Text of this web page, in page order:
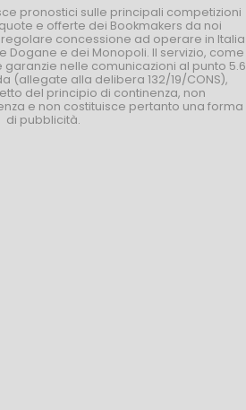
pronostici sulle principali competizioni
e offerte dei Bookmakers da noi
concessione ad operare in Italia
Dogane e dei Monopoli. Il servizio, come
garanzie nelle comunicazioni al punto 5.6
(allegate alla delibera 132/19/CONS),
del principio di continenza, non
e non costituisce pertanto una forma
di pubblicità.